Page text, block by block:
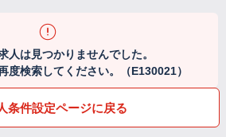
人は見つかりませんでした。
度検索してください。（E130021）
条件設定ページに戻る